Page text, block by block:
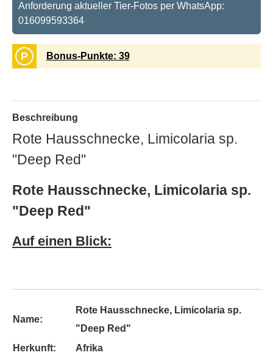
Anforderung aktueller Tier-Fotos per WhatsApp:
016099593364
P Bonus-Punkte: 39
Beschreibung
Rote Hausschnecke, Limicolaria sp.
"Deep Red"
Rote Hausschnecke, Limicolaria sp.
"Deep Red"
Auf einen Blick:
Name:
Rote Hausschnecke, Limicolaria sp.
"Deep Red"
Herkunft:
Afrika